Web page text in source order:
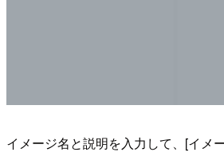
イメージ名と説明を入力して、[イメ